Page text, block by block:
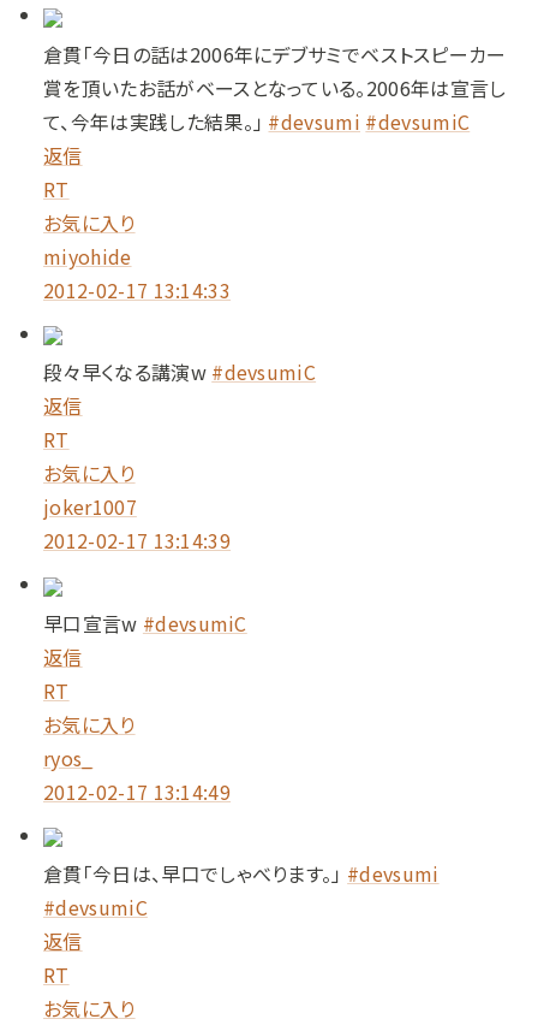
倉貫「今日の話は2006年にデブサミでベストスピーカー
賞を頂いたお話がベースとなっている。2006年は宣言し
て、今年は実践した結果。」 #devsumi #devsumiC
返信
RT
お気に入り
miyohide
2012-02-17 13:14:33
段々早くなる講演w #devsumiC
返信
RT
お気に入り
joker1007
2012-02-17 13:14:39
早口宣言w #devsumiC
返信
RT
お気に入り
ryos_
2012-02-17 13:14:49
倉貫「今日は、早口でしゃべります。」 #devsumi
#devsumiC
返信
RT
お気に入り